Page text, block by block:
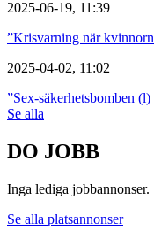
2025-06-19, 11:39
”Krisvarning när
2025-04-02, 11:02
”Sex-säkerhetsbomben
Se alla
DO JOBB
Inga lediga jobbannonser.
Se alla platsannonser